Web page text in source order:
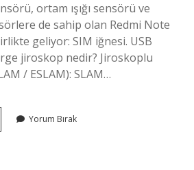
ortam ışığı sensörü ve
de sahip olan Redmi Note
geliyor: SIM iğnesi. USB
jiroskop nedir? Jiroskoplu
/ ESLAM): SLAM…
Yorum Bırak